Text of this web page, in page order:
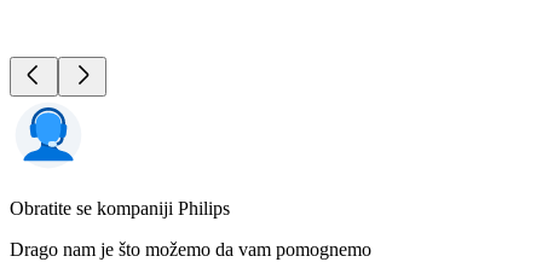
Obratite se kompaniji Philips
Drago nam je što možemo da vam pomognemo